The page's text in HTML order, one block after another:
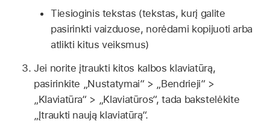
Tiesioginis tekstas (tekstas, kurį galite
pasirinkti vaizduose, norėdami kopijuoti arba
atlikti kitus veiksmus)
Jei norite įtraukti kitos kalbos klaviatūrą,
pasirinkite „Nustatymai“ > „Bendrieji“ >
„Klaviatūra“ > „Klaviatūros“, tada bakstelėkite
„Įtraukti naują klaviatūrą“.